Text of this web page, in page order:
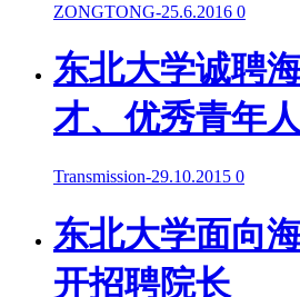
ZONGTONG-25.6.2016 0
东北大学诚聘
才、优秀青年
Transmission-29.10.2015 0
东北大学面向
开招聘院长